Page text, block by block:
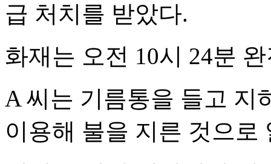
급 처치를 받았다.
화재는 오전 10시 24분
A 씨는 기름통을 들고 지
이용해 불을 지른 것으로